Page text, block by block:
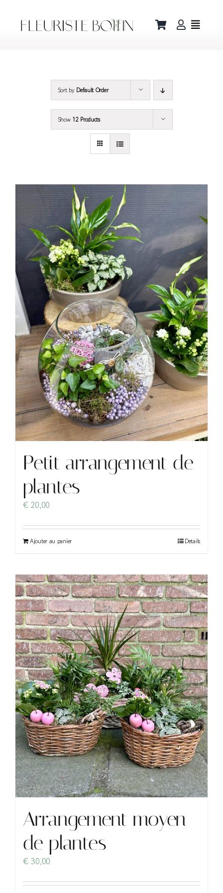
content
Sort by Default Order
Show 12 Products
Petit arrangement de
plantes
€ 20,00
Ajouter au panier Details
Arrangement moyen
de plantes
€ 30,00